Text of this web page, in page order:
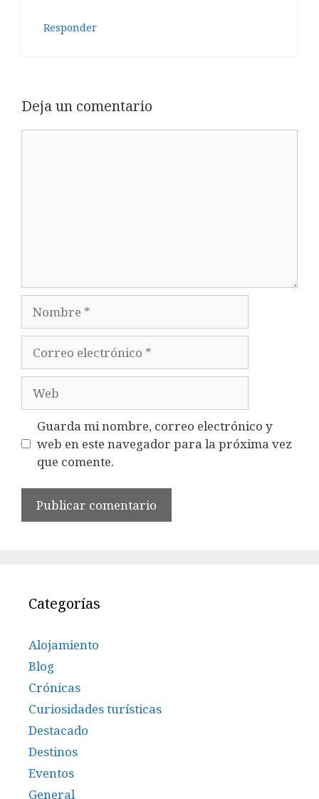
Responder
Deja un comentario
electrónico
Guarda mi nombre, correo electrónico y
web en este navegador para la próxima vez
que comente.
Categorías
Alojamiento
Blog
Crónicas
Curiosidades turísticas
Destacado
Destinos
Eventos
General